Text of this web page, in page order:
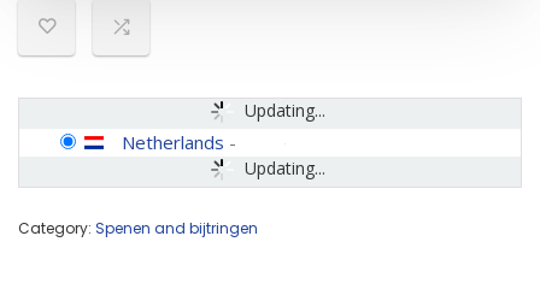
Updating...
Updating...
Netherlands -
Category: Spenen and bijtringen